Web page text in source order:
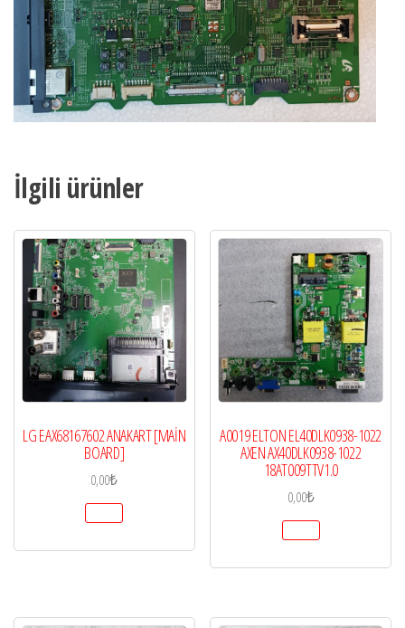
İlgili ürünler
LG EAX68167602 ANAKART [MAİN
BOARD]
0,00₺
A0019 ELTON EL40DLK0938-1022
AXEN AX40DLK0938-1022
18AT009TTV1.0
0,00₺